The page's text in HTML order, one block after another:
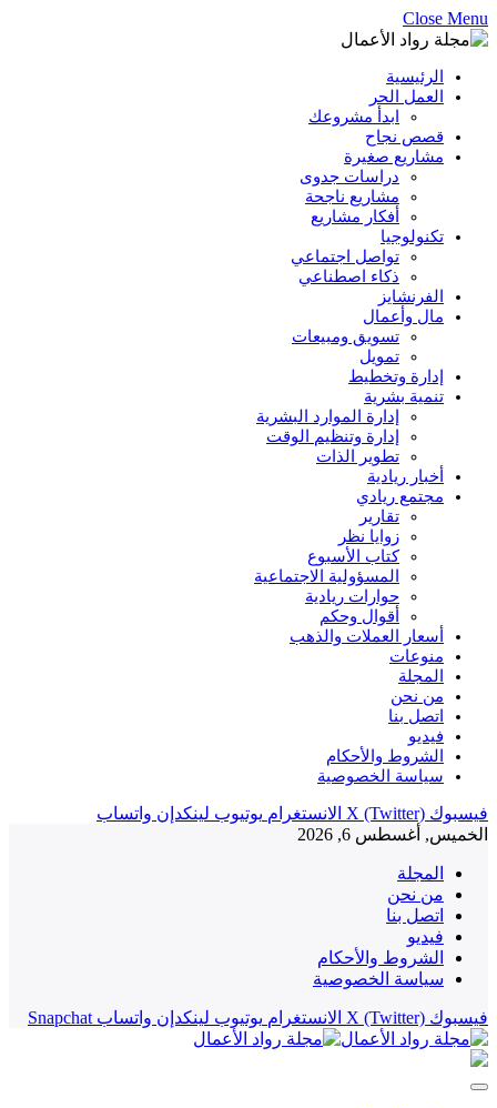
Close Menu
الرئيسية
العمل الحر
ابدأ مشروعك
قصص نجاح
مشاريع صغيرة
دراسات جدوى
مشاريع ناجحة
أفكار مشاريع
تكنولوجيا
تواصل اجتماعي
ذكاء اصطناعي
الفرنشايز
مال وأعمال
تسويق ومبيعات
تمويل
إدارة وتخطيط
تنمية بشرية
إدارة الموارد البشرية
إدارة وتنظيم الوقت
تطوير الذات
أخبار ريادية
مجتمع ريادي
تقارير
زوايا نظر
كتاب الأسبوع
المسؤولية الاجتماعية
حوارات ريادية
أقوال وحكم
أسعار العملات والذهب
منوعات
المجلة
من نحن
اتصل بنا
فيديو
الشروط والأحكام
سياسة الخصوصية
فيسبوك X (Twitter) الانستغرام يوتيوب لينكدإن واتساب
الخميس, أغسطس 6, 2026
المجلة
من نحن
اتصل بنا
فيديو
الشروط والأحكام
سياسة الخصوصية
فيسبوك X (Twitter) الانستغرام يوتيوب لينكدإن واتساب Snapchat